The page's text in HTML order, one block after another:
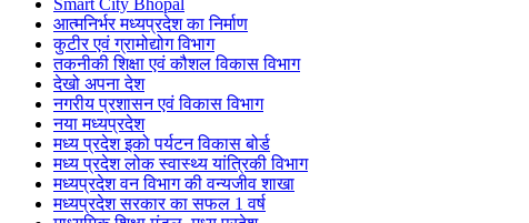
Smart City Bhopal
आत्मनिर्भर मध्यप्रदेश का निर्माण
कुटीर एवं ग्रामोद्योग विभाग
तकनीकी शिक्षा एवं कौशल विकास विभाग
देखो अपना देश
नगरीय प्रशासन एवं विकास विभाग
नया मध्यप्रदेश
मध्य प्रदेश इको पर्यटन विकास बोर्ड
मध्य प्रदेश लोक स्वास्थ्य यांत्रिकी विभाग
मध्यप्रदेश वन विभाग की वन्यजीव शाखा
मध्यप्रदेश सरकार का सफल 1 वर्ष